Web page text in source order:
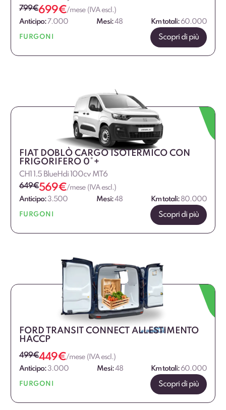
799€699€/mese (IVA escl.)
Anticipo:7.000 Mesi:48 Km totali: 60.000
FURGONI Scopri di più
FIAT DOBLÒ CARGO ISOTERMICO CON
FRIGORIFERO 0°+
CH1 1.5 BlueHdi 100cv MT6
649€569€/mese (IVA escl.)
Anticipo:3.500 Mesi:48 Km totali: 80.000
FURGONI Scopri di più
FORD TRANSIT CONNECT ALLESTIMENTO
HACCP
499€449€/mese (IVA escl.)
Anticipo:3.000 Mesi:48 Km totali: 60.000
FURGONI Scopri di più